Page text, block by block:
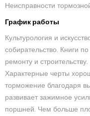
Неисправности
График работы
Культурология и
собирательство. Книги
ремонту и
Характерные черты
торможение благодаря
развивает зажимное
поршней. Чем больше